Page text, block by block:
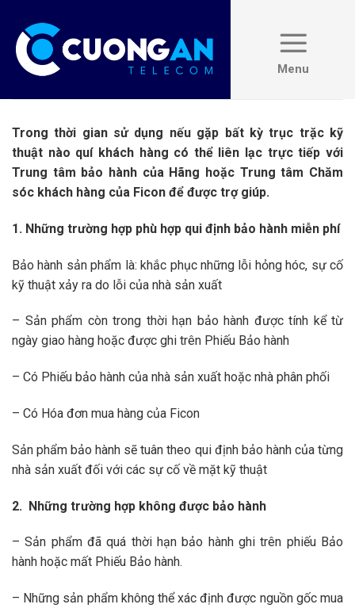
content
Trong thời gian sử dụng nếu gặp bất kỳ trục trặc kỹ
thuật nào quí khách hàng có thể liên lạc trực tiếp với
Trung tâm bảo hành của Hãng hoặc Trung tâm Chăm
sóc khách hàng của Ficon để được trợ giúp.
1. Những trường hợp phù hợp qui định bảo hành miễn phí
Bảo hành sản phẩm là: khắc phục những lỗi hỏng hóc, sự cố
kỹ thuật xảy ra do lỗi của nhà sản xuất
– Sản phẩm còn trong thời hạn bảo hành được tính kể từ
ngày giao hàng hoặc được ghi trên Phiếu Bảo hành
– Có Phiếu bảo hành của nhà sản xuất hoặc nhà phân phối
– Có Hóa đơn mua hàng của Ficon
Sản phẩm bảo hành sẽ tuân theo qui định bảo hành của từng
nhà sản xuất đối với các sự cố về mặt kỹ thuật
2. Những trường hợp không được bảo hành
– Sản phẩm đã quá thời hạn bảo hành ghi trên phiếu Bảo
hành hoặc mất Phiếu Bảo hành.
– Những sản phẩm không thể xác định được nguồn gốc mua